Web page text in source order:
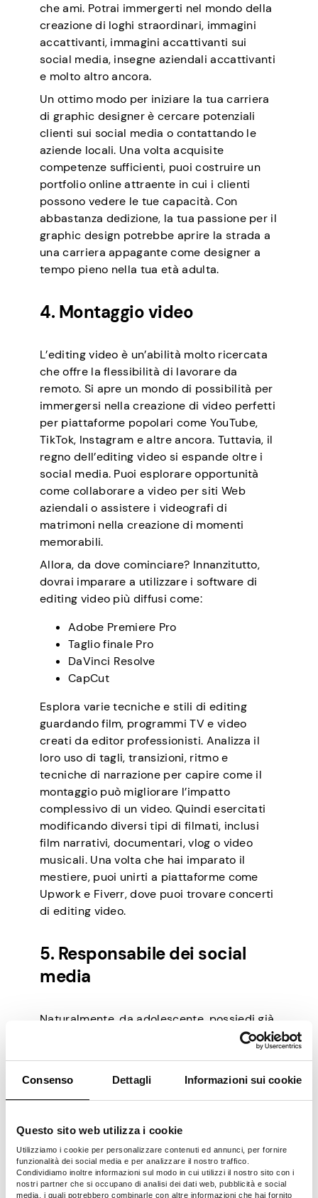
Consenso Dettagli Informazioni sui cookie
Questo sito web utilizza i cookie
Utilizziamo i cookie per personalizzare contenuti ed annunci, per fornire
funzionalità dei social media e per analizzare il nostro traffico.
Condividiamo inoltre informazioni sul modo in cui utilizzi il nostro sito con i
nostri partner che si occupano di analisi dei dati web, pubblicità e social
media, i quali potrebbero combinarle con altre informazioni che hai fornito
che ami. Potrai immergerti nel mondo della
creazione di loghi straordinari, immagini
accattivanti, immagini accattivanti sui
social media, insegne aziendali accattivanti
e molto altro ancora.
Un ottimo modo per iniziare la tua carriera
di graphic designer è cercare potenziali
clienti sui social media o contattando le
aziende locali. Una volta acquisite
competenze sufficienti, puoi costruire un
portfolio online attraente in cui i clienti
possono vedere le tue capacità. Con
abbastanza dedizione, la tua passione per il
graphic design potrebbe aprire la strada a
una carriera appagante come designer a
tempo pieno nella tua età adulta.
4. Montaggio video
L’editing video è un’abilità molto ricercata
che offre la flessibilità di lavorare da
remoto. Si apre un mondo di possibilità per
immergersi nella creazione di video perfetti
per piattaforme popolari come YouTube,
TikTok, Instagram e altre ancora. Tuttavia, il
regno dell’editing video si espande oltre i
social media. Puoi esplorare opportunità
come collaborare a video per siti Web
aziendali o assistere i videografi di
matrimoni nella creazione di momenti
memorabili.
Allora, da dove cominciare? Innanzitutto,
dovrai imparare a utilizzare i software di
editing video più diffusi come:
Adobe Premiere Pro
Taglio finale Pro
DaVinci Resolve
CapCut
Esplora varie tecniche e stili di editing
guardando film, programmi TV e video
creati da editor professionisti. Analizza il
loro uso di tagli, transizioni, ritmo e
tecniche di narrazione per capire come il
montaggio può migliorare l’impatto
complessivo di un video. Quindi esercitati
modificando diversi tipi di filmati, inclusi
film narrativi, documentari, vlog o video
musicali. Una volta che hai imparato il
mestiere, puoi unirti a piattaforme come
Upwork e Fiverr, dove puoi trovare concerti
di editing video.
5. Responsabile dei social
media
Naturalmente, da adolescente, possiedi già
abbastanza competenze per navigare sulle
piattaforme dei social media. Perché non
a margine? Hai un notevole seguito sui
social media? Buono! Questo servirà come
comprensione di come funziona il mondo
dei social media.
Diventare un social media manager è
un’ottima opportunità per acquisire